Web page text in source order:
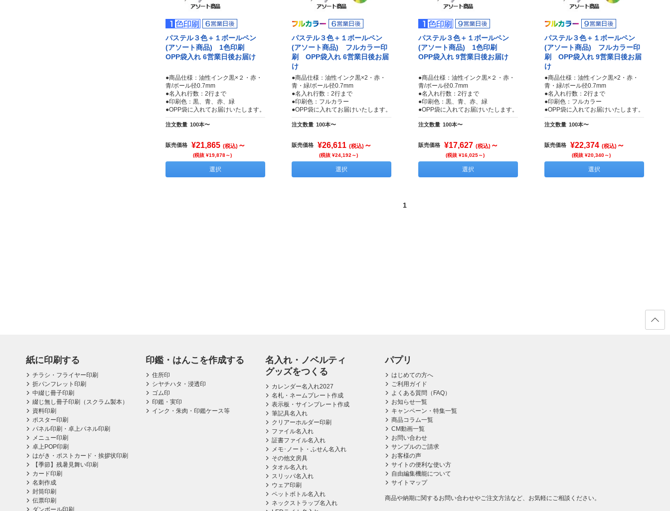
パステル３色＋１ボールペン
(アソート商品) 1色印刷
OPP袋入れ 6営業日後お届け
●商品仕様：油性インク黒×２・赤・
青/ボール径0.7mm
●名入れ行数：2行まで
●印刷色：黒、青、赤、緑
●OPP袋に入れてお届けいたします。
注文数量 100本〜
販売価格 ¥21,865 (税込) ～
(税抜 ¥19,878～)
選択
パステル３色＋１ボールペン
(アソート商品) フルカラー印
刷 OPP袋入れ 6営業日後お届
け
●商品仕様：油性インク黒×2・赤・
青・緑/ボール径0.7mm
●名入れ行数：2行まで
●印刷色：フルカラー
●OPP袋に入れてお届けいたします。
注文数量 100本〜
販売価格 ¥26,611 (税込) ～
(税抜 ¥24,192～)
選択
パステル３色＋１ボールペン
(アソート商品) 1色印刷
OPP袋入れ 9営業日後お届け
●商品仕様：油性インク黒×２・赤・
青/ボール径0.7mm
●名入れ行数：2行まで
●印刷色：黒、青、赤、緑
●OPP袋に入れてお届けいたします。
注文数量 100本〜
販売価格 ¥17,627 (税込) ～
(税抜 ¥16,025～)
選択
パステル３色＋１ボールペン
(アソート商品) フルカラー印
刷 OPP袋入れ 9営業日後お届
け
●商品仕様：油性インク黒×2・赤・
青・緑/ボール径0.7mm
●名入れ行数：2行まで
●印刷色：フルカラー
●OPP袋に入れてお届けいたします。
注文数量 100本〜
販売価格 ¥22,374 (税込) ～
(税抜 ¥20,340～)
選択
1
紙に印刷する
チラシ・フライヤー印刷
折パンフレット印刷
中綴じ冊子印刷
綴じ無し冊子印刷（スクラム製本）
資料印刷
ポスター印刷
パネル印刷・卓上パネル印刷
メニュー印刷
卓上POP印刷
はがき・ポストカード・挨拶状印刷
【季節】残暑見舞い印刷
カード印刷
名刺作成
封筒印刷
伝票印刷
ダンボール印刷
印鑑・はんこを作成する
住所印
シヤチハタ・浸透印
ゴム印
印鑑・実印
インク・朱肉・印鑑ケース等
名入れ・ノベルティ
グッズをつくる
カレンダー名入れ2027
名札・ネームプレート作成
表示板・サインプレート作成
筆記具名入れ
クリアーホルダー印刷
ファイル名入れ
証書ファイル名入れ
メモ･ノート・ふせん名入れ
その他文房具
タオル名入れ
スリッパ名入れ
ウェア印刷
ペットボトル名入れ
ネックストラップ名入れ
パプリ
はじめての方へ
ご利用ガイド
よくある質問（FAQ）
お知らせ一覧
キャンペーン・特集一覧
商品コラム一覧
CM動画一覧
お問い合わせ
サンプルのご請求
お客様の声
サイトの便利な使い方
自由編集機能について
サイトマップ
商品や納期に関するお問い合わせやご注文方法など、お気軽にご相談ください。